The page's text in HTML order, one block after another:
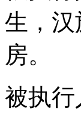
生，汉
房。
被执行